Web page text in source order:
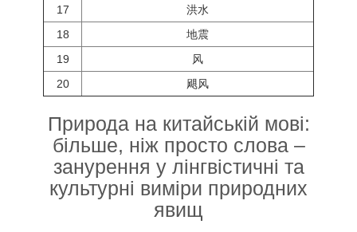
17
洪水
18
地震
19
风
20
飓风
Природа на китайській мові:
більше, ніж просто слова –
занурення у лінгвістичні та
культурні виміри природних
явищ